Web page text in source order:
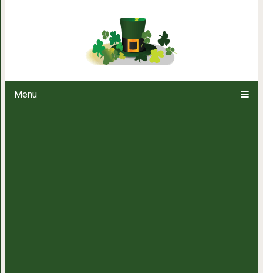
Menu
Выбери Ангела и узнай о
будущем. Как в